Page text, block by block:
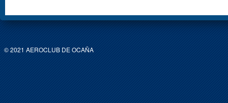
© 2021 AEROCLUB DE OCAÑA